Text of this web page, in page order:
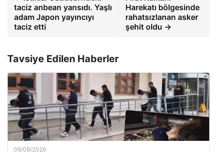
taciz anbean yansıdı. Yaşlı
adam Japon yayıncıyı
taciz etti
Harekatı bölgesinde
rahatsızlanan asker
şehit oldu →
Tavsiye Edilen Haberler
08/08/2026